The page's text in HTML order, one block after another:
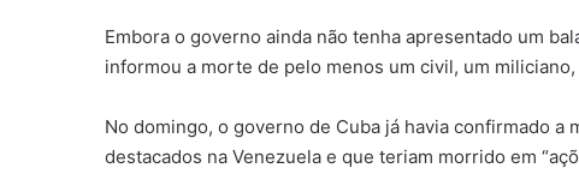
Embora o governo ainda não tenha apresentado um
informou a morte de pelo menos um civil, um
No domingo, o governo de Cuba já havia confirmado
destacados na Venezuela e que teriam morrido em